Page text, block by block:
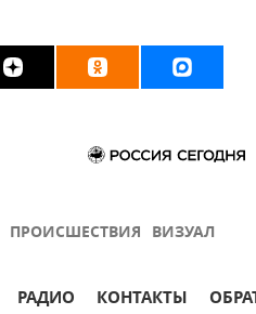
ПРОИСШЕСТВИЯ ВИЗУАЛ
РАДИО КОНТАКТЫ